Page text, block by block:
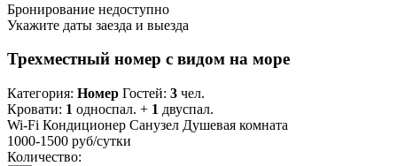
Бронирование недоступно
Укажите даты заезда и выезда
Трехместный номер с видом на море
Категория: Номер Гостей: 3 чел.
Кровати: 1 односпал. + 1 двуспал.
Wi-Fi Кондиционер Санузел Душевая комната
1000-1500 руб/сутки
Количество: